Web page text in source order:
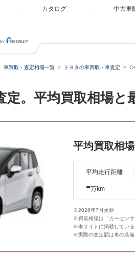
カタログ 中古車
車買取・査定相場一覧 トヨタの車買取・車査定
定。平均買取相場と
平均買取相
平均走行距離
-万km
※2026年7月更新
※買取相場は「カーセンサ
※本サイトに掲載している
※実際の査定額は車の装備